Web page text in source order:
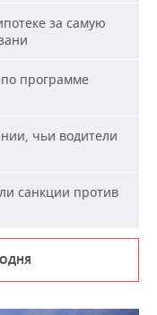
за самую
программе
чьи водители
санкции против